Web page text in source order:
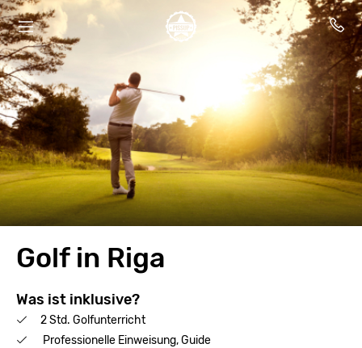
Golf in Riga
Was ist inklusive?
2 Std. Golfunterricht
Professionelle Einweisung, Guide